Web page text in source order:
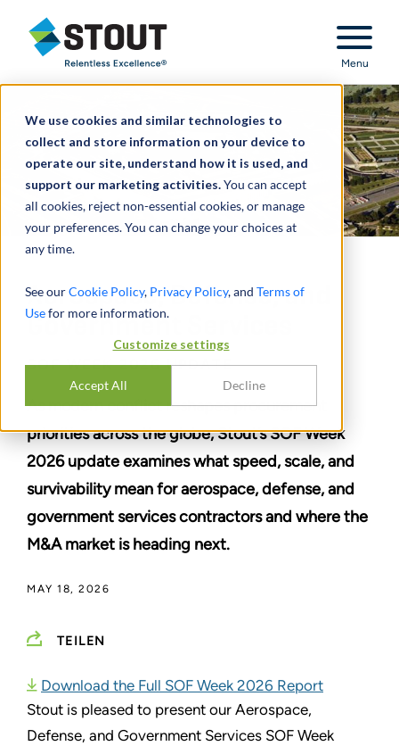
We use cookies and similar technologies to
collect and store information on your device to
operate our site, understand how it is used, and
support our marketing activities.You can accept
all cookies, reject non-essential cookies, or manage
your preferences. You can change your choices at
any time.
See ourCookie Policy, Privacy Policy, and Terms of
Usefor more information.
Customize settings
Accept All Decline
Stout Relentless Excellence
Menu
Aerospace, Defense, and
Government Services
SOF WEEK 2026 UPDATE
As modern conflict reshapes procurement
priorities across the globe, Stout’s SOF Week
2026 update examines what speed, scale, and
survivability mean for aerospace, defense, and
government services contractors and where the
M&A market is heading next.
MAY 18, 2026
TEILEN
Download the Full SOF Week 2026 Report
Stout is pleased to present our Aerospace,
Defense, and Government Services SOF Week